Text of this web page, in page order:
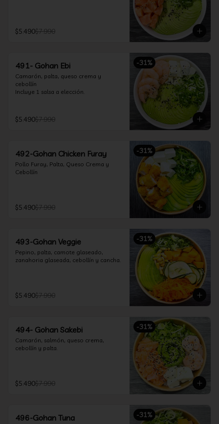
$5.490$7.990
-31%
491- Gohan Ebi
Camarón, palta, queso crema y
cebollín
Incluye 1 salsa a elección.
$5.490$7.990
-31%
492-Gohan Chicken Furay
Pollo Furay, Palta, Queso Crema y
Cebollín
$5.490$7.990
-31%
493-Gohan Veggie
Pepino, palta, camote glaseado,
zanahoria glaseada, cebollín y cancha.
$5.490$7.990
-31%
494- Gohan Sakebi
Camarón, salmón, queso crema,
cebollín y palta.
$5.490$7.990
-31%
496-Gohan Tuna